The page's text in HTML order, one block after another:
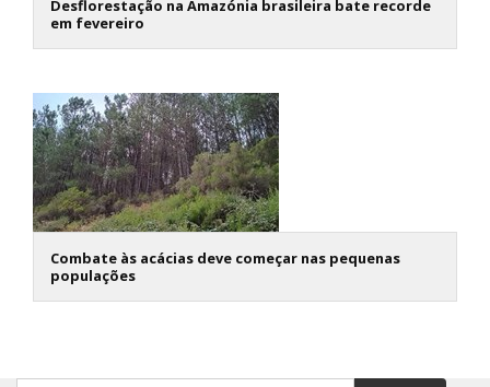
Desflorestação na Amazónia brasileira bate recorde
em fevereiro
Combate às acácias deve começar nas pequenas
populações